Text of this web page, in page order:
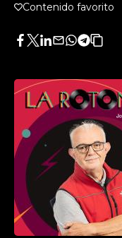
Contenido favorito
Facebook
Twitter
LinkedIn
Enviar
Whatsapp
Telegram
Copiar